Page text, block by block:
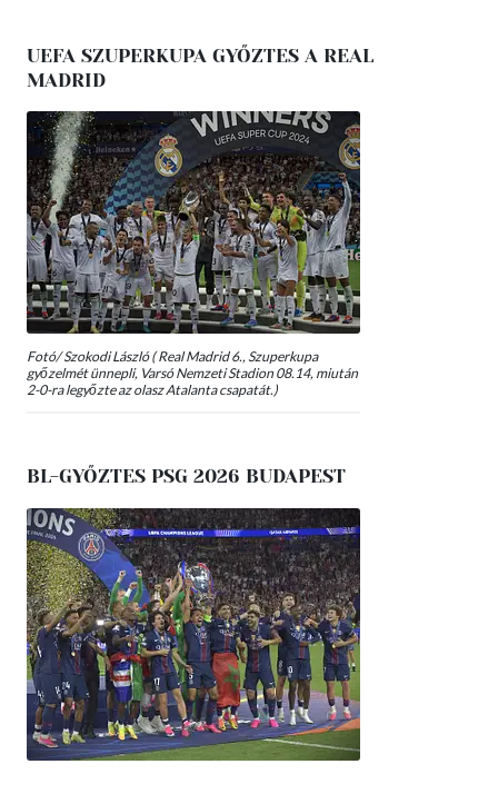
UEFA SZUPERKUPA GYŐZTES A REAL
MADRID
Fotó/ Szokodi László ( Real Madrid 6., Szuperkupa
győzelmét ünnepli, Varsó Nemzeti Stadion 08.14, miután
2-0-ra legyőzte az olasz Atalanta csapatát.)
BL-GYŐZTES PSG 2026 BUDAPEST